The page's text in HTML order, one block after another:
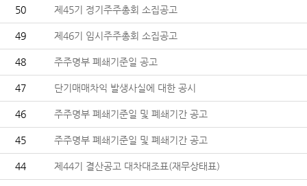
50 제45기 정기주주총회 소집공고
49 제46기 임시주주총회 소집공고
48 주주명부 폐쇄기준일 공고
47 단기매매차익 발생사실에 대한 공시
46 주주명부 폐쇄기준일 및 폐쇄기간 공고
45 주주명부 폐쇄기준일 및 폐쇄기간 공고
44 제44기 결산공고 대차대조표(재무상태표)